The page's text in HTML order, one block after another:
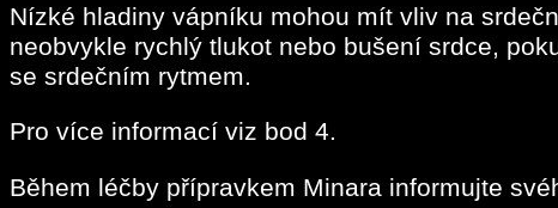
Nízké hladiny vápníku mohou mít vliv na
neobvykle rychlý tlukot nebo bušení srdce,
se srdečním rytmem.
Pro více informací viz bod 4.
Během léčby přípravkem Minara informujte